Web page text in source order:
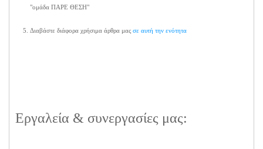
"ομάδα ΠΑΡΕ ΘΕΣΗ"
Διαβάστε διάφορα χρήσιμα άρθρα μας σε αυτή την ενότητα
Εργαλεία & συνεργασίες μας: